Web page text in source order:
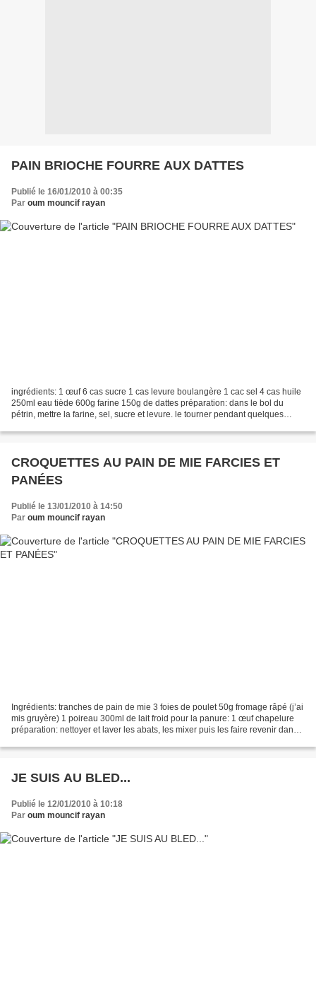
PAIN BRIOCHE FOURRE AUX DATTES
Publié le 16/01/2010 à 00:35
Par oum mouncif rayan
ingrédients: 1 œuf 6 cas sucre 1 cas levure boulangère 1 cac sel 4 cas huile
250ml eau tiède 600g farine 150g de dattes préparation: dans le bol du
pétrin, mettre la farine, sel, sucre et levure. le tourner pendant quelques
CROQUETTES AU PAIN DE MIE FARCIES ET
PANÉES
Publié le 13/01/2010 à 14:50
Par oum mouncif rayan
Ingrédients: tranches de pain de mie 3 foies de poulet 50g fromage râpé (j’ai
mis gruyère) 1 poireau 300ml de lait froid pour la panure: 1 œuf chapelure
préparation: nettoyer et laver les abats, les mixer puis les faire revenir dans 2
JE SUIS AU BLED...
Publié le 12/01/2010 à 10:18
Par oum mouncif rayan